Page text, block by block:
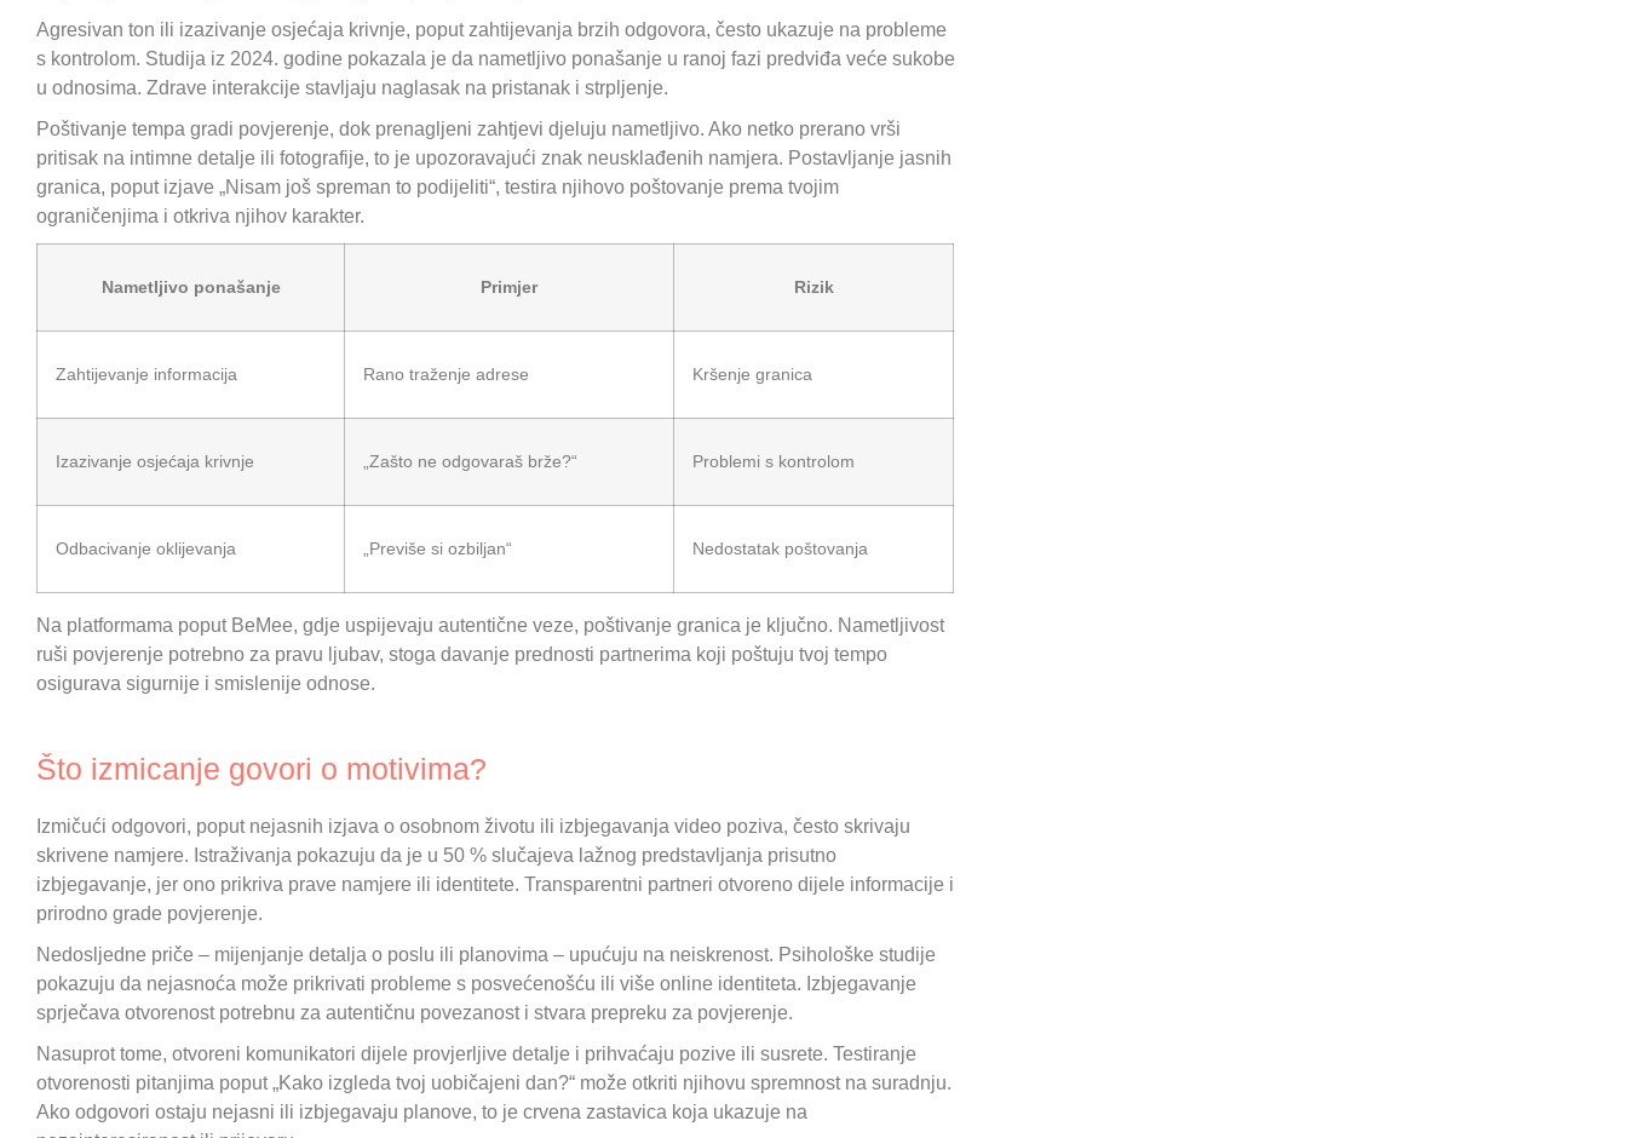
Agresivan ton ili izazivanje osjećaja krivnje, poput zahtijevanja brzih odgovora, često ukazuje na probleme
s kontrolom. Studija iz 2024. godine pokazala je da nametljivo ponašanje u ranoj fazi predviđa veće sukobe
u odnosima. Zdrave interakcije stavljaju naglasak na pristanak i strpljenje.
Poštivanje tempa gradi povjerenje, dok prenagljeni zahtjevi djeluju nametljivo. Ako netko prerano vrši
pritisak na intimne detalje ili fotografije, to je upozoravajući znak neusklađenih namjera. Postavljanje jasnih
granica, poput izjave „Nisam još spreman to podijeliti“, testira njihovo poštovanje prema tvojim
ograničenjima i otkriva njihov karakter.
Nametljivo ponašanje Primjer Rizik
Zahtijevanje informacija Rano traženje adrese Kršenje granica
Izazivanje osjećaja krivnje „Zašto ne odgovaraš brže?“ Problemi s kontrolom
Odbacivanje oklijevanja „Previše si ozbiljan“ Nedostatak poštovanja
Na platformama poput BeMee, gdje uspijevaju autentične veze, poštivanje granica je ključno. Nametljivost
ruši povjerenje potrebno za pravu ljubav, stoga davanje prednosti partnerima koji poštuju tvoj tempo
osigurava sigurnije i smislenije odnose.
Što izmicanje govori o motivima?
Izmičući odgovori, poput nejasnih izjava o osobnom životu ili izbjegavanja video poziva, često skrivaju
skrivene namjere. Istraživanja pokazuju da je u 50 % slučajeva lažnog predstavljanja prisutno
izbjegavanje, jer ono prikriva prave namjere ili identitete. Transparentni partneri otvoreno dijele informacije i
prirodno grade povjerenje.
Nedosljedne priče – mijenjanje detalja o poslu ili planovima – upućuju na neiskrenost. Psihološke studije
pokazuju da nejasnoća može prikrivati probleme s posvećenošću ili više online identiteta. Izbjegavanje
sprječava otvorenost potrebnu za autentičnu povezanost i stvara prepreku za povjerenje.
Nasuprot tome, otvoreni komunikatori dijele provjerljive detalje i prihvaćaju pozive ili susrete. Testiranje
otvorenosti pitanjima poput „Kako izgleda tvoj uobičajeni dan?“ može otkriti njihovu spremnost na suradnju.
Ako odgovori ostaju nejasni ili izbjegavaju planove, to je crvena zastavica koja ukazuje na